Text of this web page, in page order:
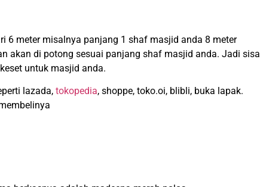
6 meter misalnya panjang 1 shaf masjid anda 8 meter
akan di potong sesuai panjang shaf masjid anda. Jadi sisa
untuk masjid anda.
lazada, tokopedia, shoppe, toko.oi, blibli, buka lapak.